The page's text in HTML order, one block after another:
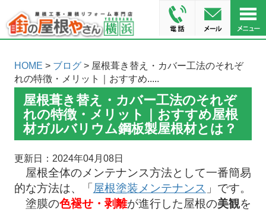
HOME > ブログ> 屋根葺き替え・カバー工法のそれぞ
れの特徴・メリット｜おすすめ.....
屋根葺き替え・カバー工法のそれぞ
れの特徴・メリット｜おすすめ屋根
材ガルバリウム鋼板製屋根材とは？
更新日：2024年04月08日
屋根全体のメンテナンス方法として一番簡易
的な方法は、「 屋根塗装メンテナンス 」です。
塗膜の色褪せ・剥離が進行した屋根の美観を